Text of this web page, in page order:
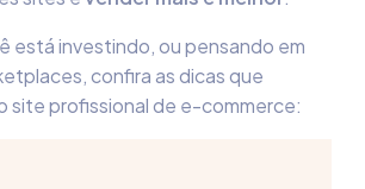
está investindo, ou pensando em
confira as dicas que
site profissional de e-commerce: